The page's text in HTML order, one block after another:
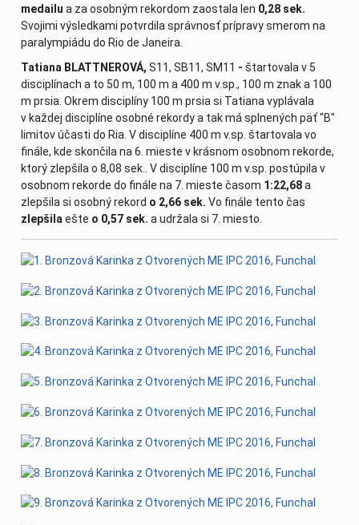
medailu a za osobným rekordom zaostala len 0,28 sek.
Svojimi výsledkami potvrdila správnosť prípravy smerom na
paralympiádu do Rio de Janeira.
Tatiana BLATTNEROVÁ, S11, SB11, SM11 -štartovala v 5
disciplínach a to 50 m, 100 m a 400 m v.sp., 100 m znak a 100
m prsia. Okrem disciplíny 100 m prsia si Tatiana vyplávala
v každej disciplíne osobné rekordy a tak má splnených päť "B"
limitov účasti do Ria. V disciplíne 400 m v.sp. štartovala vo
finále, kde skončila na 6. mieste v krásnom osobnom rekorde,
ktorý zlepšila o 8,08 sek.. V disciplíne 100 m v.sp. postúpila v
osobnom rekorde do finále na 7. mieste časom 1:22,68a
zlepšila si osobný rekord o 2,66 sek.Vo finále tento čas
zlepšila ešte o 0,57 sek. a udržala si 7. miesto.